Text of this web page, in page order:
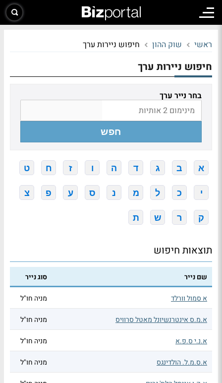
ראשי שוק ההון חיפוש ניירות ערך
חיפוש ניירות ערך
בחר נייר ערך
חפש
א ב ג ד ה ו ז ח ט
י כ ל מ נ ס ע פ צ
ק ר ש ת
תוצאות חיפוש
שם נייר סוג נייר
א סמול וורלד מניה חו"ל
א.מ.ס אינטרנשיונל מאטל סרוויס מניה חו"ל
א.נ.י ס.פ.א מניה חו"ל
א.ס.מ.ל. הולדינגס מניה חו"ל